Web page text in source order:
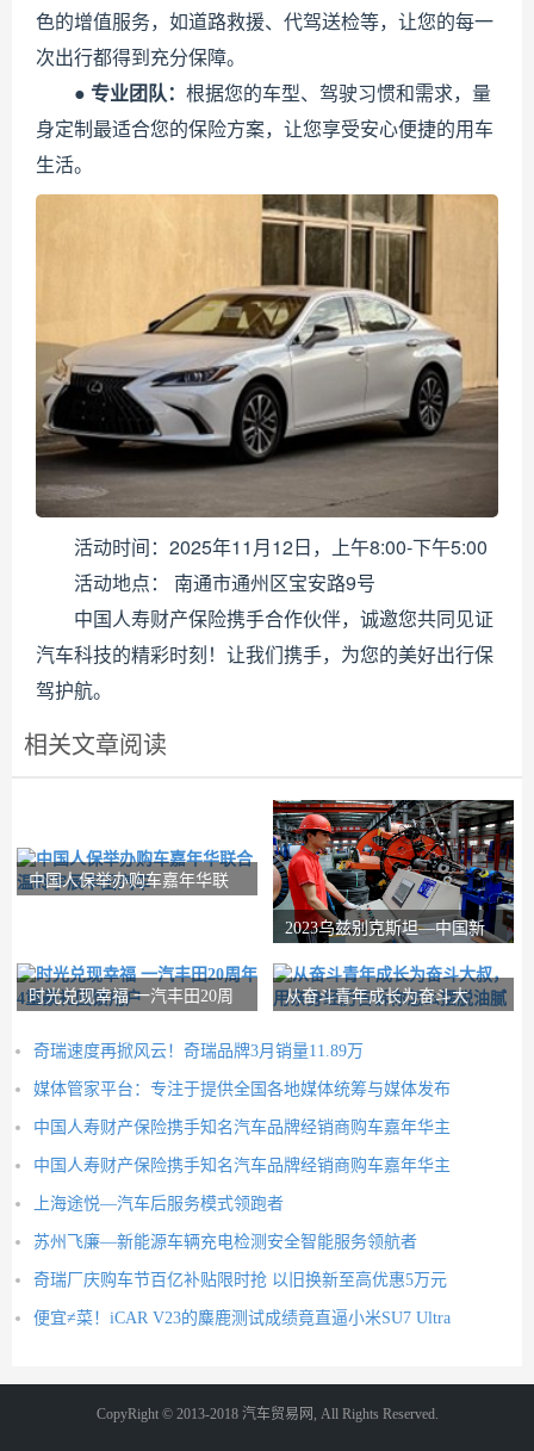
色的增值服务，如道路救援、代驾送检等，让您的每一
次出行都得到充分保障。
● 专业团队： 根据您的车型、驾驶习惯和需求，量
身定制最适合您的保险方案，让您享受安心便捷的用车
生活。
活动时间：2025年11月12日，上午8:00-下午5:00
活动地点： 南通市通州区宝安路9号
中国人寿财产保险携手合作伙伴，诚邀您共同见证
汽车科技的精彩时刻！让我们携手，为您的美好出行保
驾护航。
相关文章阅读
中国人保举办购车嘉年华联
2023乌兹别克斯坦—中国新
时光兑现幸福 一汽丰田20周
从奋斗青年成长为奋斗大
奇瑞速度再掀风云！奇瑞品牌3月销量11.89万
媒体管家平台：专注于提供全国各地媒体统筹与媒体发布
中国人寿财产保险携手知名汽车品牌经销商购车嘉年华主
中国人寿财产保险携手知名汽车品牌经销商购车嘉年华主
上海途悦—汽车后服务模式领跑者
苏州飞廉—新能源车辆充电检测安全智能服务领航者
奇瑞厂庆购车节百亿补贴限时抢 以旧换新至高优惠5万元
便宜≠菜！iCAR V23的麋鹿测试成绩竟直逼小米SU7 Ultra
CopyRight © 2013-2018 汽车贸易网, All Rights Reserved.